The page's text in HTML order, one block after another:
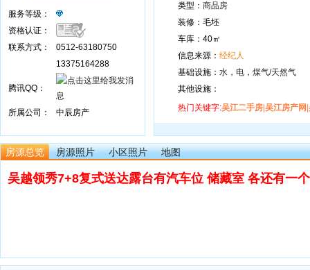
服务等级：
资格认证：
联系方式：
0512-63180750
13375164288
腾讯QQ：
所属公司： 中辰房产
类型： 商品房
装修：毛坯
车库：40㎡
信息来源： 经纪人
基础设施： 水 ， 电 ， 煤气/天然气
其他设施：
热门关键字:吴江二手房 吴江房产网
房源总览 房源照片 小区照片 地图
吴越领秀7+8复式送达露台有汽车位 储藏室 各还有一